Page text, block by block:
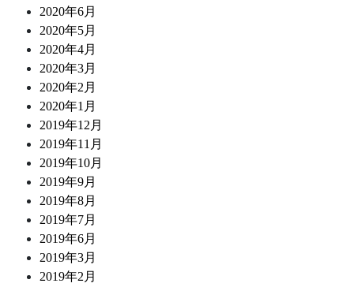
2020年6月
2020年5月
2020年4月
2020年3月
2020年2月
2020年1月
2019年12月
2019年11月
2019年10月
2019年9月
2019年8月
2019年7月
2019年6月
2019年3月
2019年2月